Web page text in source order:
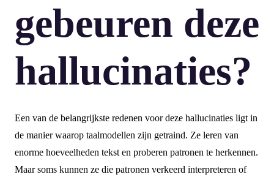
gebeuren deze
hallucinaties?
Een van de belangrijkste redenen voor deze hallucinaties ligt in
de manier waarop taalmodellen zijn getraind. Ze leren van
enorme hoeveelheden tekst en proberen patronen te herkennen.
Maar soms kunnen ze die patronen verkeerd interpreteren of